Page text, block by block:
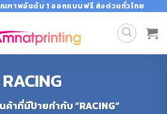
ภาพอันดับ 1 ออกแบบฟรี ส่งด่วนทั่วไทย
RACING
ค้าที่มีป้ายกำกับ “RACING”